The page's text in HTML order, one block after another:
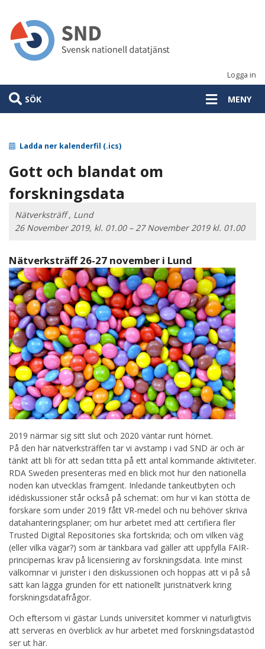
huvudinnehåll
Logga in
SÖK MENY
Ladda ner kalenderfil (.ics)
Gott och blandat om
forskningsdata
Nätverksträff , Lund
26 November 2019, kl. 01.00 – 27 November 2019 kl. 01.00
Nätverksträff 26-27 november i Lund
2019 närmar sig sitt slut och 2020 väntar runt hörnet.
På den här nätverksträffen tar vi avstamp i vad SND är och är
tänkt att bli för att sedan titta på ett antal kommande aktiviteter.
RDA Sweden presenteras med en blick mot hur den nationella
noden kan utvecklas framgent. Inledande tankeutbyten och
idédiskussioner står också på schemat: om hur vi kan stötta de
forskare som under 2019 fått VR-medel och nu behöver skriva
datahanteringsplaner; om hur arbetet med att certifiera fler
Trusted Digital Repositories ska fortskrida; och om vilken väg
(eller vilka vägar?) som är tänkbara vad gäller att uppfylla FAIR-
principernas krav på licensiering av forskningsdata. Inte minst
välkomnar vi jurister i den diskussionen och hoppas att vi på så
sätt kan lägga grunden för ett nationellt juristnätverk kring
forskningsdatafrågor.
Och eftersom vi gästar Lunds universitet kommer vi naturligtvis
att serveras en överblick av hur arbetet med forskningsdatastöd
ser ut här.